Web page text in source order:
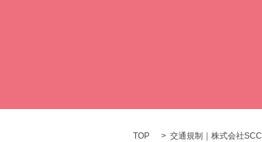
TOP 交通規制｜株式会社SCC